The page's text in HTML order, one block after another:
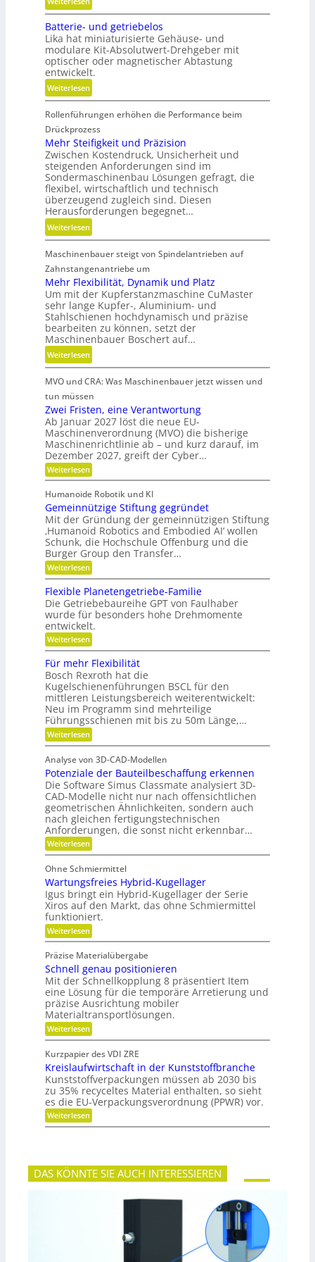
f
e
n
A
r
m
a
t
u
r
e
n
t
e
c
h
n
i
k
L
ä
n
g
e
r
e
e
t
r
e
b
s
z
e
i
t
d
a
n
k
Ö
l
a
u
l
e
c
h
Batterie- und getriebelos
Lika hat miniaturisierte Gehäuse- und
modulare Kit-Absolutwert-Drehgeber mit
optischer oder magnetischer Abtastung
entwickelt.
Weiterlesen:
B
a
t
t
e
r
i
e
-
u
n
e
t
r
i
e
b
e
l
o
s
Rollenführungen erhöhen die Performance beim
Drückprozess
Mehr Steifigkeit und Präzision
Zwischen Kostendruck, Unsicherheit und
steigenden Anforderungen sind im
Sondermaschinenbau Lösungen gefragt, die
flexibel, wirtschaftlich und technisch
überzeugend zugleich sind. Diesen
Herausforderungen begegnet…
Weiterlesen:
M
e
h
r
S
t
e
i
f
i
k
e
i
u
n
d
P
r
ä
z
i
s
i
o
n
Maschinenbauer steigt von Spindelantrieben auf
Zahnstangenantriebe um
Mehr Flexibilität, Dynamik und Platz
Um mit der Kupferstanzmaschine CuMaster
sehr lange Kupfer-, Aluminium- und
Stahlschienen hochdynamisch und präzise
bearbeiten zu können, setzt der
Maschinenbauer Boschert auf…
Weiterlesen:
M
e
h
r
F
l
e
x
i
i
l
i
t
ä
t
,
D
y
n
a
m
k
u
n
d
P
l
t
z
MVO und CRA: Was Maschinenbauer jetzt wissen und
tun müssen
Zwei Fristen, eine Verantwortung
Ab Januar 2027 löst die neue EU-
Maschinenverordnung (MVO) die bisherige
Maschinenrichtlinie ab – und kurz darauf, im
Dezember 2027, greift der Cyber…
Weiterlesen:
Z
e
i
F
r
i
s
t
e
n
,
e
i
n
e
V
e
a
n
t
w
o
r
t
u
n
Humanoide Robotik und KI
Gemeinnützige Stiftung gegründet
Mit der Gründung der gemeinnützigen Stiftung
‚Humanoid Robotics and Embodied AI‘ wollen
Schunk, die Hochschule Offenburg und die
Burger Group den Transfer…
Weiterlesen:
G
e
m
e
i
n
n
ü
z
i
g
e
S
t
i
f
t
n
g
g
e
g
r
ü
n
d
e
Flexible Planetengetriebe-Familie
Die Getriebebaureihe GPT von Faulhaber
wurde für besonders hohe Drehmomente
entwickelt.
Weiterlesen:
F
e
x
i
b
l
e
P
l
a
n
t
e
n
g
e
t
r
i
e
b
e
-
F
a
m
i
l
i
e
Für mehr Flexibilität
Bosch Rexroth hat die
Kugelschienenführungen BSCL für den
mittleren Leistungsbereich weiterentwickelt:
Neu im Programm sind mehrteilige
Führungsschienen mit bis zu 50m Länge,…
Weiterlesen:
F
r
m
e
h
r
F
l
e
x
i
i
l
i
t
ä
t
Analyse von 3D-CAD-Modellen
Potenziale der Bauteilbeschaffung erkennen
Die Software Simus Classmate analysiert 3D-
CAD-Modelle nicht nur nach offensichtlichen
geometrischen Ähnlichkeiten, sondern auch
nach gleichen fertigungstechnischen
Anforderungen, die sonst nicht erkennbar…
Weiterlesen:
P
t
e
n
z
i
a
l
e
d
e
r
B
a
u
t
e
i
l
e
s
c
h
a
f
f
u
r
k
Ohne Schmiermittel
Wartungsfreies Hybrid-Kugellager
Igus bringt ein Hybrid-Kugellager der Serie
Xiros auf den Markt, das ohne Schmiermittel
funktioniert.
Weiterlesen:
W
r
t
u
n
g
s
f
r
e
e
s
H
y
b
r
i
d
g
e
Präzise Materialübergabe
Schnell genau positionieren
Mit der Schnellkopplung 8 präsentiert Item
eine Lösung für die temporäre Arretierung und
präzise Ausrichtung mobiler
Materialtransportlösungen.
Weiterlesen:
S
h
n
e
l
l
g
e
n
o
s
Kurzpapier des VDI ZRE
Kreislaufwirtschaft in der Kunststoffbranche
Kunststoffverpackungen müssen ab 2030 bis
zu 35% recyceltes Material enthalten, so sieht
es die EU-Verpackungsverordnung (PPWR) vor.
Weiterlesen:
K
s
l
a
DAS KÖNNTE SIE AUCH INTERESSIEREN